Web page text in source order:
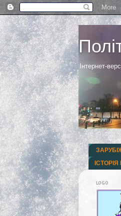
Інтернет-
ІСТОРІЯ
LOGO